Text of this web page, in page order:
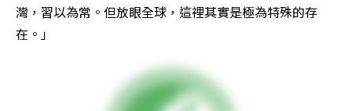
灣，習以為常。但放眼全球，這裡其實是極為特殊的存
在。」